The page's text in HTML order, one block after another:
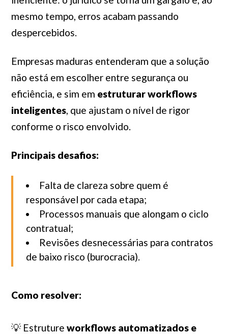
mesmo tempo, erros acabam passando
despercebidos.
Empresas maduras entenderam que a solução
não está em escolher entre segurança ou
eficiência, e sim em estruturar workflows
inteligentes, que ajustam o nível de rigor
conforme o risco envolvido.
Principais desafios:
Falta de clareza sobre quem é
responsável por cada etapa;
Processos manuais que alongam o ciclo
contratual;
Revisões desnecessárias para contratos
de baixo risco (burocracia).
Como resolver:
💡 Estruture workflows automatizados e